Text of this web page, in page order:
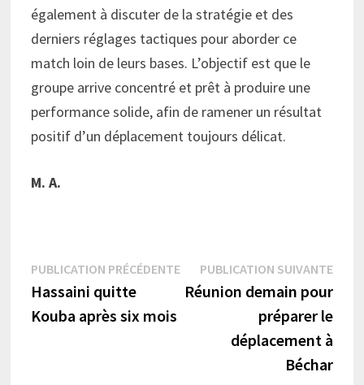
également à discuter de la stratégie et des
derniers réglages tactiques pour aborder ce
match loin de leurs bases. L’objectif est que le
groupe arrive concentré et prêt à produire une
performance solide, afin de ramener un résultat
positif d’un déplacement toujours délicat.
M. A.
Navigation
de
l’article
PUBLICATION PRÉCÉDENTEPublication
précédente :
Hassaini quitte
Kouba après six mois
PUBLICATION SUIVANTE
Réunion demain pour
préparer le
déplacement à
Béchar